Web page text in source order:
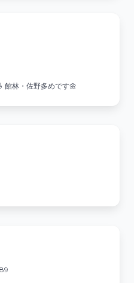
館林・佐野多めです🌼